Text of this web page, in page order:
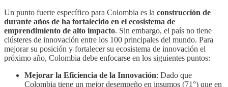
Un punto fuerte específico para Colombia es la construcción de
durante años de ha fortalecido en el ecosistema de
emprendimiento de alto impacto. Sin embargo, el país no tiene
clústeres de innovación entre los 100 principales del mundo. Para
mejorar su posición y fortalecer su ecosistema de innovación el
próximo año, Colombia debe enfocarse en los siguientes puntos:
Mejorar la Eficiencia de la Innovación: Dado que
Colombia tiene un mejor desempeño en insumos (71°) que en